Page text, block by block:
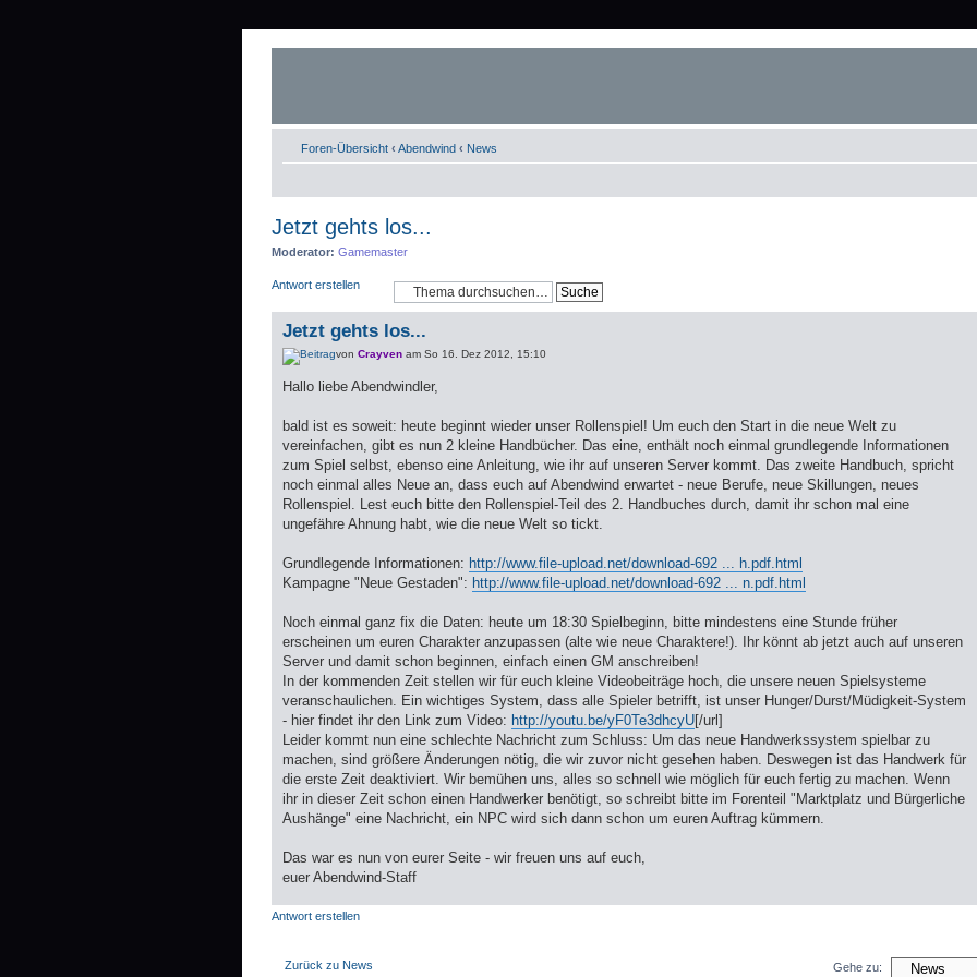
Foren-Übersicht ‹ Abendwind ‹ News
Jetzt gehts los...
Moderator: Gamemaster
Antwort erstellen
Jetzt gehts los...
von Crayven am So 16. Dez 2012, 15:10
Hallo liebe Abendwindler,
bald ist es soweit: heute beginnt wieder unser Rollenspiel! Um euch den Start in die neue Welt zu
vereinfachen, gibt es nun 2 kleine Handbücher. Das eine, enthält noch einmal grundlegende Informationen
zum Spiel selbst, ebenso eine Anleitung, wie ihr auf unseren Server kommt. Das zweite Handbuch, spricht
noch einmal alles Neue an, dass euch auf Abendwind erwartet - neue Berufe, neue Skillungen, neues
Rollenspiel. Lest euch bitte den Rollenspiel-Teil des 2. Handbuches durch, damit ihr schon mal eine
ungefähre Ahnung habt, wie die neue Welt so tickt.
Grundlegende Informationen: http://www.file-upload.net/download-692 ... h.pdf.html
Kampagne "Neue Gestaden": http://www.file-upload.net/download-692 ... n.pdf.html
Noch einmal ganz fix die Daten: heute um 18:30 Spielbeginn, bitte mindestens eine Stunde früher
erscheinen um euren Charakter anzupassen (alte wie neue Charaktere!). Ihr könnt ab jetzt auch auf unseren
Server und damit schon beginnen, einfach einen GM anschreiben!
In der kommenden Zeit stellen wir für euch kleine Videobeiträge hoch, die unsere neuen Spielsysteme
veranschaulichen. Ein wichtiges System, dass alle Spieler betrifft, ist unser Hunger/Durst/Müdigkeit-System
- hier findet ihr den Link zum Video: http://youtu.be/yF0Te3dhcyU[/url]
Leider kommt nun eine schlechte Nachricht zum Schluss: Um das neue Handwerkssystem spielbar zu
machen, sind größere Änderungen nötig, die wir zuvor nicht gesehen haben. Deswegen ist das Handwerk für
die erste Zeit deaktiviert. Wir bemühen uns, alles so schnell wie möglich für euch fertig zu machen. Wenn
ihr in dieser Zeit schon einen Handwerker benötigt, so schreibt bitte im Forenteil "Marktplatz und Bürgerliche
Aushänge" eine Nachricht, ein NPC wird sich dann schon um euren Auftrag kümmern.
Das war es nun von eurer Seite - wir freuen uns auf euch,
euer Abendwind-Staff
Antwort erstellen
Zurück zu News Gehe zu: